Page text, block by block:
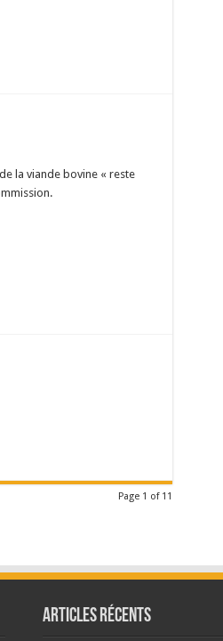
la viande bovine « reste
Page 1 of 11
Articles récents